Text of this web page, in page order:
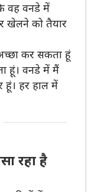
वह वनडे में
खेलने को तैयार
कर सकता हूं
हूं। वनडे में मैं
हूं। हर हाल में
रहा है